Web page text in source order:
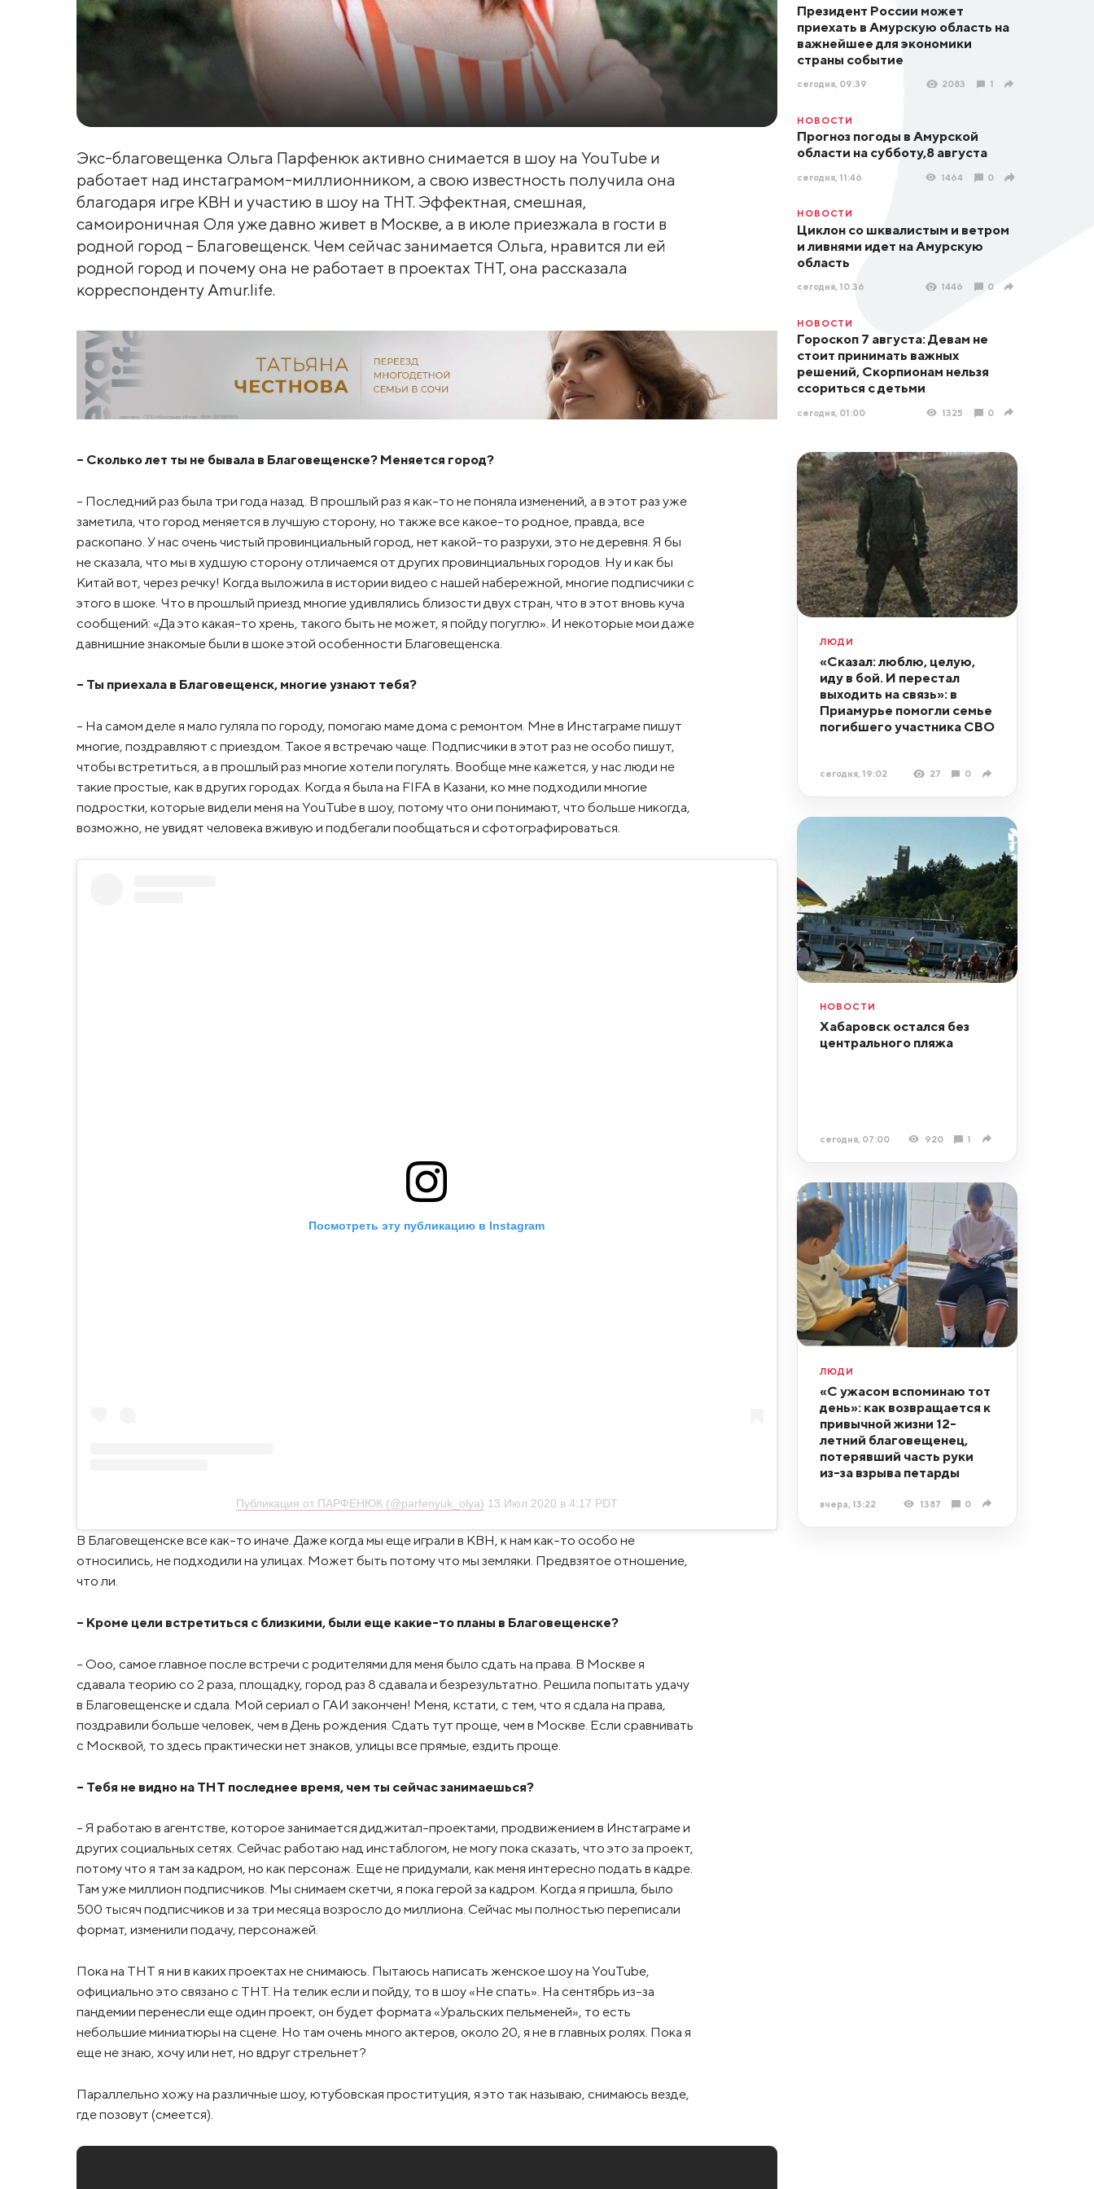
Экс-благовещенка Ольга Парфенюк активно снимается в шоу на YouTube и
работает над инстаграмом-миллионником, а свою известность получила она
благодаря игре КВН и участию в шоу на ТНТ. Эффектная, смешная,
самоироничная Оля уже давно живет в Москве, а в июле приезжала в гости в
родной город – Благовещенск. Чем сейчас занимается Ольга, нравится ли ей
родной город и почему она не работает в проектах ТНТ, она рассказала
корреспонденту Amur.life.
– Сколько лет ты не бывала в Благовещенске? Меняется город?
– Последний раз была три года назад. В прошлый раз я как-то не поняла изменений, а в этот раз уже
заметила, что город меняется в лучшую сторону, но также все какое-то родное, правда, все
раскопано. У нас очень чистый провинциальный город, нет какой-то разрухи, это не деревня. Я бы
не сказала, что мы в худшую сторону отличаемся от других провинциальных городов. Ну и как бы
Китай вот, через речку! Когда выложила в истории видео с нашей набережной, многие подписчики с
этого в шоке. Что в прошлый приезд многие удивлялись близости двух стран, что в этот вновь куча
сообщений: «Да это какая-то хрень, такого быть не может, я пойду погуглю». И некоторые мои даже
давнишние знакомые были в шоке этой особенности Благовещенска.
– Ты приехала в Благовещенск, многие узнают тебя?
– На самом деле я мало гуляла по городу, помогаю маме дома с ремонтом. Мне в Инстаграме пишут
многие, поздравляют с приездом. Такое я встречаю чаще. Подписчики в этот раз не особо пишут,
чтобы встретиться, а в прошлый раз многие хотели погулять. Вообще мне кажется, у нас люди не
такие простые, как в других городах. Когда я была на FIFA в Казани, ко мне подходили многие
подростки, которые видели меня на YouTube в шоу, потому что они понимают, что больше никогда,
возможно, не увидят человека вживую и подбегали пообщаться и сфотографироваться.
Посмотреть эту публикацию в Instagram
Публикация от ПАРФЕНЮК (@parfenyuk_olya) 13 Июл 2020 в 4:17 PDT
В Благовещенске все как-то иначе. Даже когда мы еще играли в КВН, к нам как-то особо не
относились, не подходили на улицах. Может быть потому что мы земляки. Предвзятое отношение,
что ли.
– Кроме цели встретиться с близкими, были еще какие-то планы в Благовещенске?
– Ооо, самое главное после встречи с родителями для меня было сдать на права. В Москве я
сдавала теорию со 2 раза, площадку, город раз 8 сдавала и безрезультатно. Решила попытать удачу
в Благовещенске и сдала. Мой сериал о ГАИ закончен! Меня, кстати, с тем, что я сдала на права,
поздравили больше человек, чем в День рождения. Сдать тут проще, чем в Москве. Если сравнивать
с Москвой, то здесь практически нет знаков, улицы все прямые, ездить проще.
– Тебя не видно на ТНТ последнее время, чем ты сейчас занимаешься?
– Я работаю в агентстве, которое занимается диджитал-проектами, продвижением в Инстаграме и
других социальных сетях. Сейчас работаю над инстаблогом, не могу пока сказать, что это за проект,
потому что я там за кадром, но как персонаж. Еще не придумали, как меня интересно подать в кадре.
Там уже миллион подписчиков. Мы снимаем скетчи, я пока герой за кадром. Когда я пришла, было
500 тысяч подписчиков и за три месяца возросло до миллиона. Сейчас мы полностью переписали
формат, изменили подачу, персонажей.
Пока на ТНТ я ни в каких проектах не снимаюсь. Пытаюсь написать женское шоу на YouTube,
официально это связано с ТНТ. На телик если и пойду, то в шоу «Не спать». На сентябрь из-за
пандемии перенесли еще один проект, он будет формата «Уральских пельменей», то есть
небольшие миниатюры на сцене. Но там очень много актеров, около 20, я не в главных ролях. Пока я
еще не знаю, хочу или нет, но вдруг стрельнет?
Параллельно хожу на различные шоу, ютубовская проституция, я это так называю, снимаюсь везде,
где позовут (смеется).
Президент России может
приехать в Амурскую область на
важнейшее для экономики
страны событие
сегодня, 09:39 2083 1
НОВОСТИ
Прогноз погоды в Амурской
области на субботу,8 августа
сегодня, 11:46 1464 0
НОВОСТИ
Циклон со шквалистым и ветром
и ливнями идет на Амурскую
область
сегодня, 10:36 1446 0
НОВОСТИ
Гороскоп 7 августа: Девам не
стоит принимать важных
решений, Скорпионам нельзя
ссориться с детьми
сегодня, 01:00 1325 0
ЛЮДИ
«Сказал: люблю, целую,
иду в бой. И перестал
выходить на связь»: в
Приамурье помогли семье
погибшего участника СВО
сегодня, 19:02 27 0
НОВОСТИ
Хабаровск остался без
центрального пляжа
сегодня, 07:00 920 1
ЛЮДИ
«С ужасом вспоминаю тот
день»: как возвращается к
привычной жизни 12-
летний благовещенец,
потерявший часть руки
из-за взрыва петарды
вчера, 13:22 1387 0